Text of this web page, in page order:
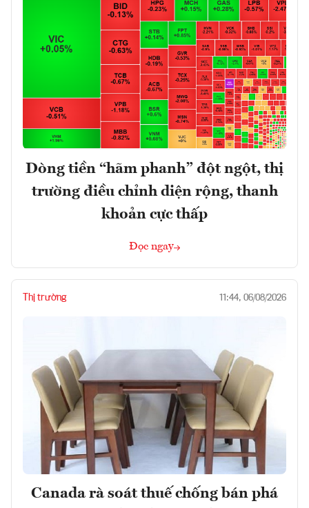
Dòng tiền “hãm phanh” đột ngột, thị
trường điều chỉnh diện rộng, thanh
khoản cực thấp
Đọc ngay
Thị trường 11:44, 06/08/2026
Canada rà soát thuế chống bán phá